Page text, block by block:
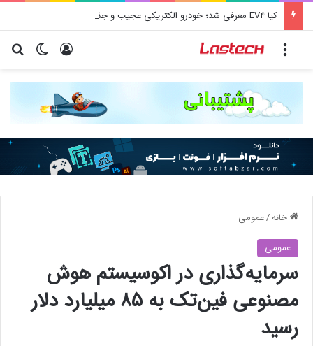
کیا EV4 معرفی شد؛ خودرو الکتریکی عجیب و جذاب کره‌ای‌ها
تغییر ورود
خانه/عمومی
عمومی
سرمایه‌گذاری در اکوسیستم هوش
مصنوعی فین‌تک به ۸۵ میلیارد دلار
رسید